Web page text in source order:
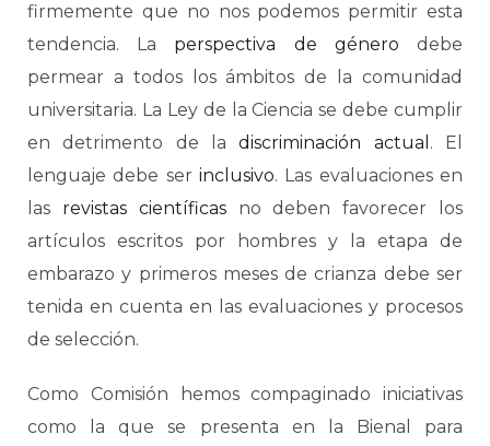
firmemente que no nos podemos permitir esta
tendencia. La perspectiva de género debe
permear a todos los ámbitos de la comunidad
universitaria. La Ley de la Ciencia se debe cumplir
en detrimento de ladiscriminación actual . El
lenguaje debe ser inclusivo. Las evaluaciones en
las revistas científicasno deben favorecer los
artículos escritos por hombres y la etapa de
embarazo y primeros meses de crianza debe ser
tenida en cuenta en las evaluaciones y procesos
de selección.
Como Comisión hemos compaginado iniciativas
como la que se presenta en la Bienal para